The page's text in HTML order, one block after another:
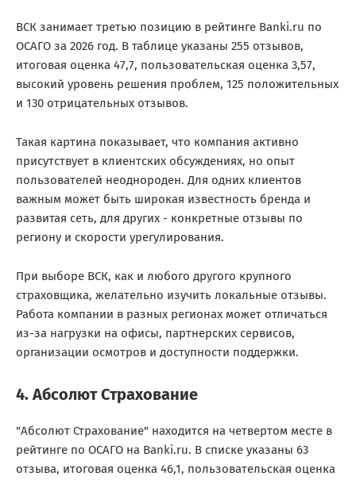
ВСК занимает третью позицию в рейтинге Banki.ru по
ОСАГО за 2026 год. В таблице указаны 255 отзывов,
итоговая оценка 47,7, пользовательская оценка 3,57,
высокий уровень решения проблем, 125 положительных
и 130 отрицательных отзывов.
Такая картина показывает, что компания активно
присутствует в клиентских обсуждениях, но опыт
пользователей неоднороден. Для одних клиентов
важным может быть широкая известность бренда и
развитая сеть, для других - конкретные отзывы по
региону и скорости урегулирования.
При выборе ВСК, как и любого другого крупного
страховщика, желательно изучить локальные отзывы.
Работа компании в разных регионах может отличаться
из-за нагрузки на офисы, партнерских сервисов,
организации осмотров и доступности поддержки.
4. Абсолют Страхование
"Абсолют Страхование" находится на четвертом месте в
рейтинге по ОСАГО на Banki.ru. В списке указаны 63
отзыва, итоговая оценка 46,1, пользовательская оценка